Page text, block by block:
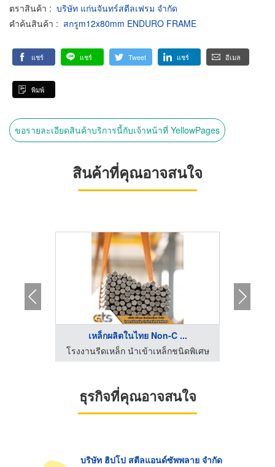
ตราสินค้า : บริษัท แก่นจันทร์สตีลเฟรม จำกัด
คำค้นสินค้า : สกรูm12x80mm ENDURO FRAME
แชร์ แชร์ Tweet แชร์ อีเมล
พิมพ์
ขอรายละเอียดสินค้าบริการนี้กับเจ้าหน้าที่ YellowPages
สินค้าที่คุณอาจสนใจ
เหล็กผลิตในไทย Non-C ...
โรงงานรีดเหล็ก นำเข้าเหล็กชนิดพิเศษ
ธุรกิจที่คุณอาจสนใจ
บริษัท ฮิปโป สตีลแอนด์ซัพพลาย จำกัด